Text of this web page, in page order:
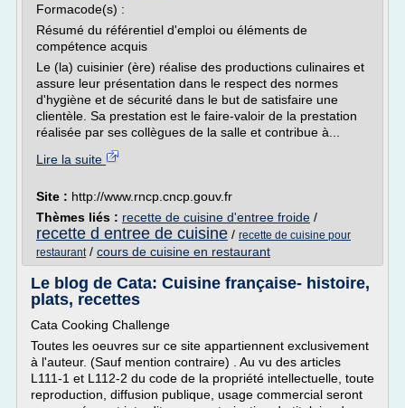
Formacode(s) :
Résumé du référentiel d'emploi ou éléments de
compétence acquis
Le (la) cuisinier (ère) réalise des productions culinaires et
assure leur présentation dans le respect des normes
d'hygiène et de sécurité dans le but de satisfaire une
clientèle. Sa prestation est le faire-valoir de la prestation
réalisée par ses collègues de la salle et contribue à...
Lire la suite
Site : http://www.rncp.cncp.gouv.fr
Thèmes liés : recette de cuisine d'entree froide /
recette d entree de cuisine / recette de cuisine pour
restaurant/ cours de cuisine en restaurant
Le blog de Cata: Cuisine française- histoire,
plats, recettes
Cata Cooking Challenge
Toutes les oeuvres sur ce site appartiennent exclusivement
à l'auteur. (Sauf mention contraire) . Au vu des articles
L111-1 et L112-2 du code de la propriété intellectuelle, toute
reproduction, diffusion publique, usage commercial seront